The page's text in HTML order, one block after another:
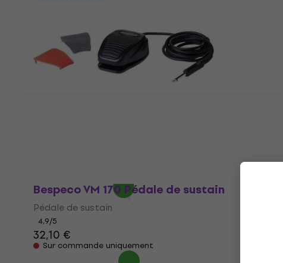
Bespeco VM 170 Pédale de sustain
Pédale de sustain
4,9/5
32,10 €
Sur commande uniquement